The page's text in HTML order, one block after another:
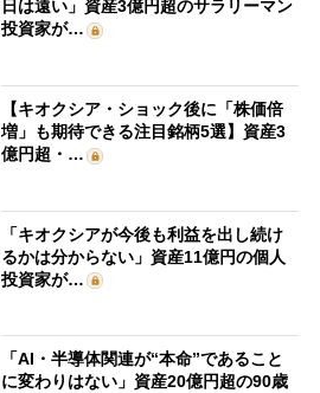
日は遠い」資産3億円超のサラリーマン
投資家が…
【キオクシア・ショック後に「株価倍
増」も期待できる注目銘柄5選】資産3
億円超・…
「キオクシアが今後も利益を出し続け
るかは分からない」資産11億円の個人
投資家が…
「AI・半導体関連が“本命”であること
に変わりはない」資産20億円超の90歳